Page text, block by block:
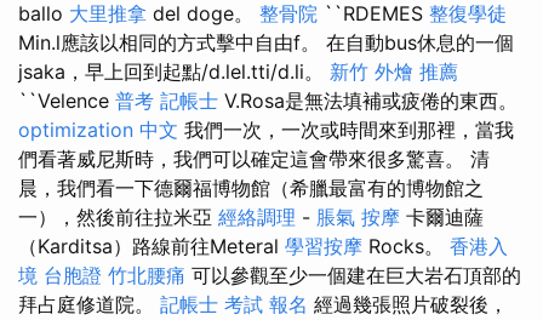
ballo 大里推拿 del doge。 整骨院 ``RDEMES 整復學徒
Min.l應該以相同的方式擊中自由f。 在自動bus休息的一個
jsaka，早上回到起點/d.lel.tti/d.li。 新竹 外燴 推薦
``Velence 普考 記帳士 V.Rosa是無法填補或疲倦的東西。
optimization 中文 我們一次，一次或時間來到那裡，當我
們看著威尼斯時，我們可以確定這會帶來很多驚喜。 清
晨，我們看一下德爾福博物館（希臘最富有的博物館之
一），然後前往拉米亞 經絡調理 - 脹氣 按摩 卡爾迪薩
（Karditsa）路線前往Meteral 學習按摩 Rocks。 香港入
境 台胞證 竹北腰痛 可以參觀至少一個建在巨大岩石頂部的
拜占庭修道院。 記帳士 考試 報名 經過幾張照片破裂後，